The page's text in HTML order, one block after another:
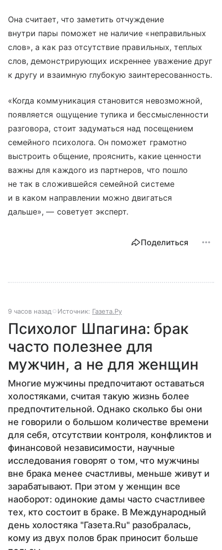
Она считает, что заметить отчуждение
внутри пары поможет не наличие «неправильных
слов», а как раз отсутствие правильных, теплых
слов, демонстрирующих искреннее уважение друг
к другу и взаимную глубокую заинтересованность.
«Когда коммуникация становится невозможной,
появляется ощущение тупика и бессмысленности
разговора, стоит задуматься над посещением
семейного психолога. Он поможет грамотно
выстроить общение, прояснить, какие ценности
важны для каждого из партнеров, что пошло
не так в сложившейся семейной системе
и в каком направлении можно двигаться
дальше», — советует эксперт.
Поделиться
9 часов назад Источник: Газета.Ру
Психолог Шпагина: брак
часто полезнее для
мужчин, а не для женщин
Многие мужчины предпочитают оставаться
холостяками, считая такую жизнь более
предпочтительной. Однако сколько бы они
не говорили о большом количестве времени
для себя, отсутствии контроля, конфликтов и
финансовой независимости, научные
исследования говорят о том, что мужчины
вне брака менее счастливы, меньше живут и
зарабатывают. При этом у женщин все
наоборот: одинокие дамы часто счастливее
тех, кто состоит в браке. В Международный
день холостяка "Газета.Ru" разобралась,
кому из двух полов брак приносит больше